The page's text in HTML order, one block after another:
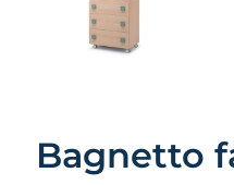
Bagnetto